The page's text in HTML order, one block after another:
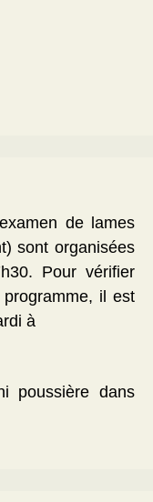
de lames
sont organisées
Pour vérifier
programme, il est
à
poussière dans